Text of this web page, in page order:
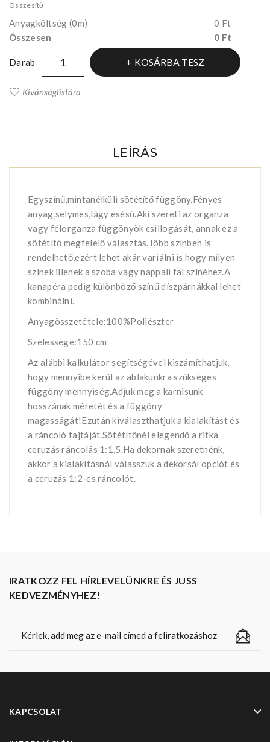
Összesítő
Anyagköltség (0m)
0 Ft
Összesen
0 Ft
Darab KOSÁRBA TESZ
Kívánságlistára
LEÍRÁS
Egyszínű,mintanélküli sötétítő függöny.Fényes
anyag,selymes,lágy esésű.Aki szereti az organza
vagy félorganza függönyök csillogását, annak ez a
sötétítő megfelelő választás.Több színben is
rendelhető,ezért lehet akár variálni is hogy milyen
színek illenek a szoba vagy nappali fal színéhez.A
kanapéra pedig különböző színű díszpárnákkal lehet
kombinálni.
Anyagösszetétele:100%Poliészter
Szélessége:150 cm
Az alábbi kalkulátor segítségével kiszámíthatjuk,
hogy mennyibe kerül az ablakunkra szükséges
függöny mennyiség.Adjuk meg a karnisunk
hosszának méretét és a függöny
magasságát!Ezután kiválaszthatjuk a kialakítást és
a ráncoló fajtáját.Sötétítőnél elegendő a ritka
ceruzás ráncolás 1:1,5.Ha dekornak szeretnénk,
akkor a kialakításnál válasszuk a dekorsál opciót és
a ceruzás 1:2-es ráncolót.
IRATKOZZ FEL HÍRLEVELÜNKRE ÉS JUSS
KEDVEZMÉNYHEZ!
KAPCSOLAT